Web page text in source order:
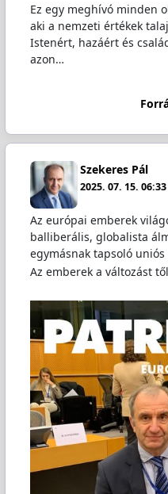
Ez egy meghívó minden
aki a nemzeti értékek
Istenért, hazáért és
azon…
Szekeres Pál
2025. 07. 15. 06:33
Az európai emberek
balliberális, globalista
egymásnak tapsoló
Az emberek a változást